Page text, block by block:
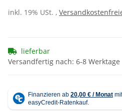
inkl. 19% USt. ,
lieferbar
Versandfertig nach: 6-8 Werktage